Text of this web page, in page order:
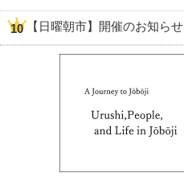
【日曜朝市】開催のお知らせ